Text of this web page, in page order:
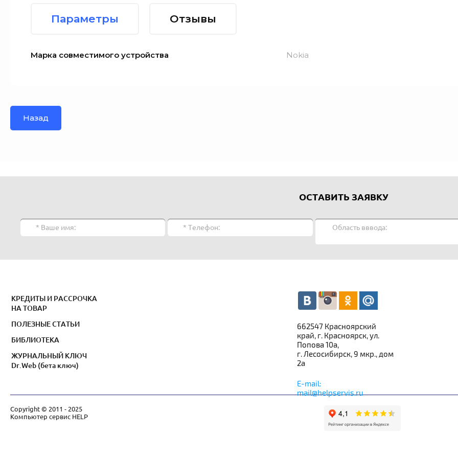
Параметры Отзывы
Марка совместимого устройства Nokia
Назад
ОСТАВИТЬ ЗАЯВКУ
КРЕДИТЫ И РАССРОЧКА
НА ТОВАР
ПОЛЕЗНЫЕ СТАТЬИ
БИБЛИОТЕКА
ЖУРНАЛЬНЫЙ КЛЮЧ
Dr.Web (бета ключ)
662547 Красноярский
край, г. Красноярск, ул.
Попова 10а,
г. Лесосибирск, 9 мкр., дом
2а
E-mail:
mail@helpservis.ru
Copyright © 2011 - 2025
Компьютер сервис HELP